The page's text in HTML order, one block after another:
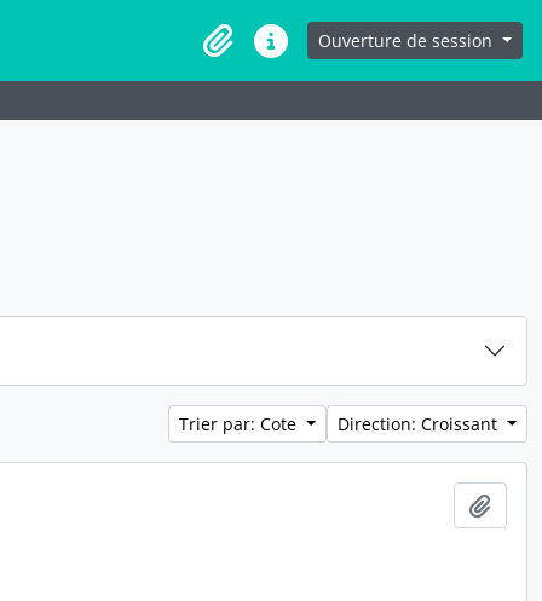
Presse-papier
Liens rapidesOuverture de session
Trier par: Cote Direction: Croissant